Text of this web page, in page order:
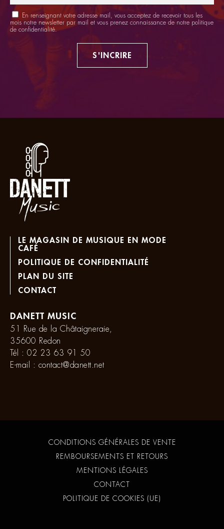
En renseignant votre adresse mail, vous acceptez de recevoir tous les
mois notre newsletter par mail et vous prenez connaissance de notre politique
de confidentialité.
S'INCRIRE
LE MAGASIN DE MUSIQUE EN MODE
CAFÉ
POLITIQUE DE CONFIDENTIALITÉ
PLAN DU SITE
CONTACT
DANETT MUSIC
51 Rue de la Châtaigneraie,
35600 Redon
Tél : 02 23 63 91 50
E-mail : contact@danett.net
CONDITIONS GÉNÉRALES DE VENTE
REMBOURSEMENTS ET RETOURS
MENTIONS LÉGALES
CONTACT
POLITIQUE DE COOKIES (UE)